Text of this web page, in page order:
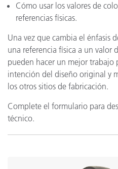
Cómo usar los valores de
referencias físicas.
Una vez que cambia el énfasis
una referencia física a un valor
pueden hacer un mejor trabajo
intención del diseño original y
los otros sitios de fabricación.
Complete el formulario para
técnico.